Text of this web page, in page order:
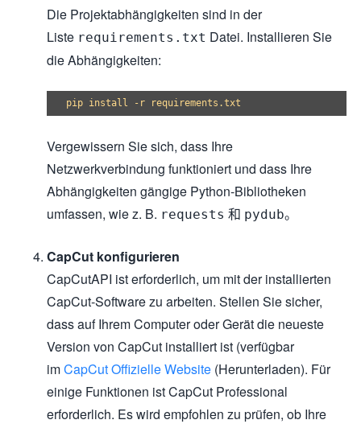
Die Projektabhängigkeiten sind in der
Liste requirements.txt Datei. Installieren Sie
die Abhängigkeiten:
Vergewissern Sie sich, dass Ihre
Netzwerkverbindung funktioniert und dass Ihre
Abhängigkeiten gängige Python-Bibliotheken
umfassen, wie z. B. requests 和 pydub。
CapCut konfigurieren
CapCutAPI ist erforderlich, um mit der installierten
CapCut-Software zu arbeiten. Stellen Sie sicher,
dass auf Ihrem Computer oder Gerät die neueste
Version von CapCut installiert ist (verfügbar
imCapCut Offizielle Website (Herunterladen). Für
einige Funktionen ist CapCut Professional
erforderlich. Es wird empfohlen zu prüfen, ob Ihre